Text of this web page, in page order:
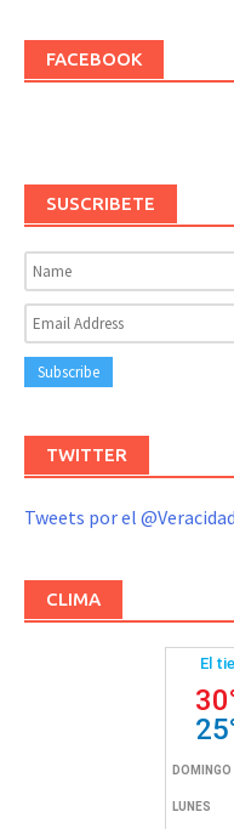
FACEBOOK
SUSCRIBETE
TWITTER
Tweets por el
CLIMA